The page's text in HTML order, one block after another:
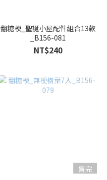
翻糖模_聖誕小屋配件組合13款
_B156-081
NT$240
售完